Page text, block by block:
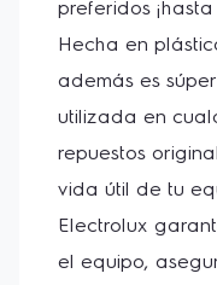
preferidos
Hecha en
además es
utilizada en
repuestos
vida útil de tu
Electrolux
el equipo,